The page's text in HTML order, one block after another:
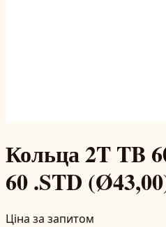
Кольца 2T TB
60 .STD
Ціна за запитом